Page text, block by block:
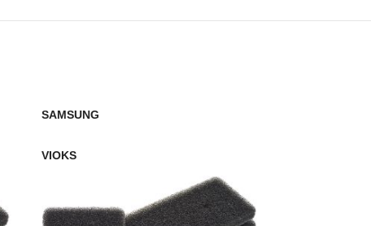
SAMSUNG
VIOKS